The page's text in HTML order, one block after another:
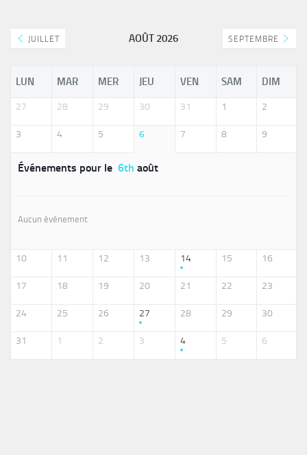
JUILLET AOÛT 2026 SEPTEMBRE
LUN MAR MER JEU VEN SAM DIM
27 28 29 30 31 1 2
3 4 5 6 7 8 9
Événements pour le 6th août
Aucun événement
10 11 12 13 14 15 16
17 18 19 20 21 22 23
24 25 26 27 28 29 30
31 1 2 3 4 5 6